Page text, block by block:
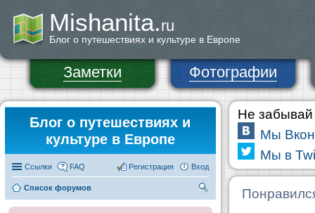
Mishanita.ru
Блог о путешествиях и культуре в Европе
Заметки Фотографии
Блог о путешествиях и
культуре в Европе
Ссылки FAQ Вход
Регистрация
Список форумов
Не забывай
Мы
Мы в